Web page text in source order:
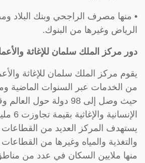
• منها مصرف الراجحي وبنك البلاد
الرياض وغيرها من البنوك.
دور مركز الملك سلمان للإغاثة
يقوم مركز الملك سلمان للإغاثة
من الخدمات عبر السنوات الماضية
حيث وصل إلى 98 دولة حول
يستهدف المركز العديد من القطاعات
والتغذية والمياه وغيرها من
منها ملايين السكان في عدد من